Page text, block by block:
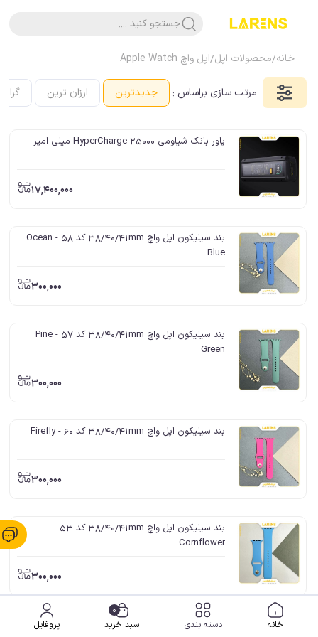
جستجو کنید ....
خانه/محصولات اپل/اپل واچ Apple Watch
مرتب سازی براساس : جدیدترین ارزان ترین
پاور بانک شیاومی HyperCharge 25000 میلی امپر
17,400,000
بند سیلیکون اپل واچ 38/40/41mm کد 58 - Ocean
Blue
300,000
بند سیلیکون اپل واچ 38/40/41mm کد 57 - Pine
Green
300,000
بند سیلیکون اپل واچ 38/40/41mm کد 60 - Firefly
300,000
بند سیلیکون اپل واچ 38/40/41mm کد 53 -
Cornflower
300,000
بند سیلیکون اپل واچ 38/40/41mm کد 50 -پروفایل
0
سبد خرید دسته بندی خانه